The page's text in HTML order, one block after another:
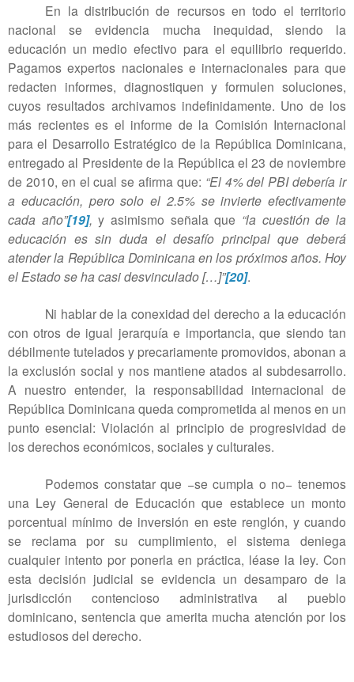
En la distribución de recursos en todo el territorio
nacional se evidencia mucha inequidad, siendo la
educación un medio efectivo para el equilibrio requerido.
Pagamos expertos nacionales e internacionales para que
redacten informes, diagnostiquen y formulen soluciones,
cuyos resultados archivamos indefinidamente. Uno de los
más recientes es el informe de la Comisión Internacional
para el Desarrollo Estratégico de la República Dominicana,
entregado al Presidente de la República el 23 de noviembre
de 2010, en el cual se afirma que: “El 4% del PBI debería ir
a educación, pero solo el 2.5% se invierte efectivamente
cada año”[19],y asimismo señala que “la cuestión de la
educación es sin duda el desafío principal que deberá
atender la República Dominicana en los próximos años. Hoy
el Estado se ha casi desvinculado […]”[20].
Ni hablar de la conexidad del derecho a la educación
con otros de igual jerarquía e importancia, que siendo tan
débilmente tutelados y precariamente promovidos, abonan a
la exclusión social y nos mantiene atados al subdesarrollo.
A nuestro entender, la responsabilidad internacional de
República Dominicana queda comprometida al menos en un
punto esencial: Violación al principio de progresividad de
los derechos económicos, sociales y culturales.
Podemos constatar que −se cumpla o no− tenemos
una Ley General de Educación que establece un monto
porcentual mínimo de inversión en este renglón, y cuando
se reclama por su cumplimiento, el sistema deniega
cualquier intento por ponerla en práctica, léase la ley. Con
esta decisión judicial se evidencia un desamparo de la
jurisdicción contencioso administrativa al pueblo
dominicano, sentencia que amerita mucha atención por los
estudiosos del derecho.